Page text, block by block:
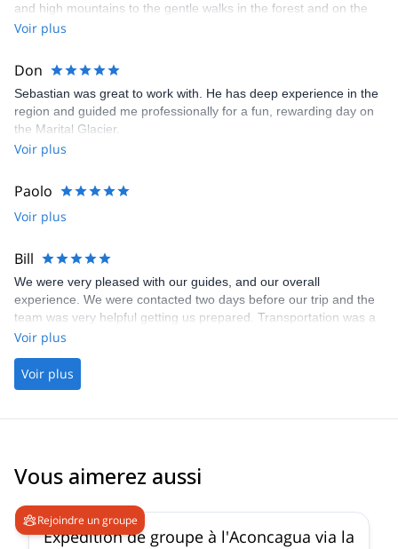
and high mountains to the gentle walks in the forest and on the
turf marshes. Gear, food and transfers were provided, we didn’t
enjoyed this experience!
Voir plus
Don
Sebastian was great to work with. He has deep experience in the
region and guided me professionally for a fun, rewarding day on
the Marital Glacier.
Voir plus
Paolo
Voir plus
Bill
We were very pleased with our guides, and our overall
experience. We were contacted two days before our trip and the
team was very helpful getting us prepared. Transportation was a
snap. Our guides, Sebastian and Marine, were kind, helpful,
Voir plus
Voir plus
Vous aimerez aussi
Rejoindre un groupe
Expédition de groupe à l'Aconcagua via la